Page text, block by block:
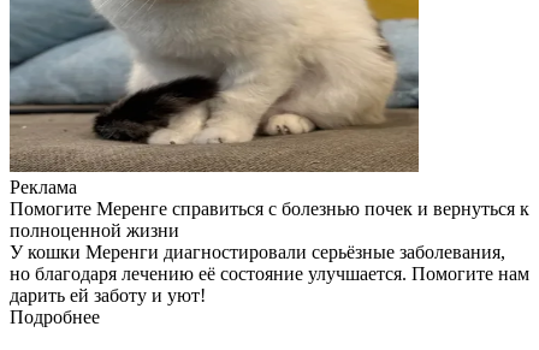
Реклама
Помогите Меренге справиться с болезнью почек и вернуться к
полноценной жизни
У кошки Меренги диагностировали серьёзные заболевания,
но благодаря лечению её состояние улучшается. Помогите нам
дарить ей заботу и уют!
Подробнее